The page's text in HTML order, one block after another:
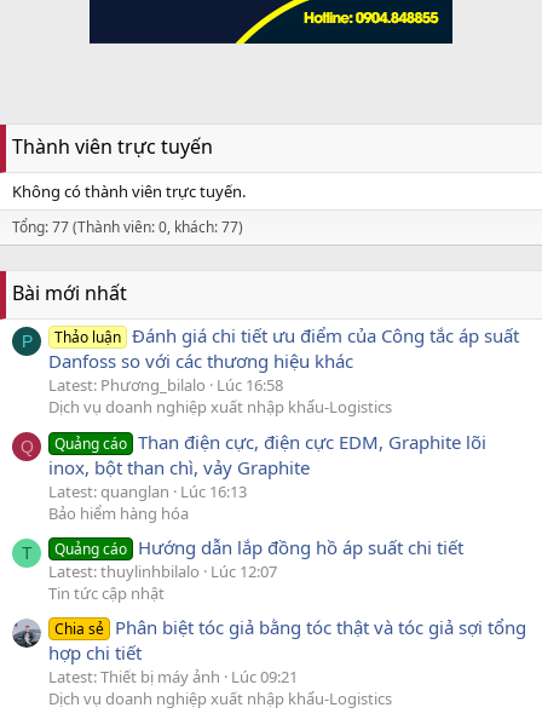
Thành viên trực tuyến
Không có thành viên trực tuyến.
Tổng: 77 (Thành viên: 0, khách: 77)
Bài mới nhất
P Thảo luận Đánh giá chi tiết ưu điểm của Công tắc áp suất
Danfoss so với các thương hiệu khác
Latest: Phương_bilalo
Lúc 16:58
Dịch vụ doanh nghiệp xuất nhập khẩu-Logistics
Q Quảng cáo Than điện cực, điện cực EDM, Graphite lõi
inox, bột than chì, vảy Graphite
Latest: quanglan
Lúc 16:13
Bảo hiểm hàng hóa
T Quảng cáo Hướng dẫn lắp đồng hồ áp suất chi tiết
Latest: thuylinhbilalo
Lúc 12:07
Tin tức cập nhật
Chia sẻ Phân biệt tóc giả bằng tóc thật và tóc giả sợi tổng
hợp chi tiết
Latest: Thiết bị máy ảnh
Lúc 09:21
Dịch vụ doanh nghiệp xuất nhập khẩu-Logistics